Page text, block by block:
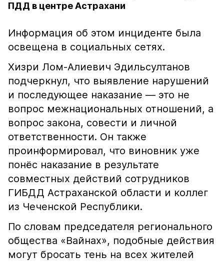
ПДД в центре Астрахани
Информация об этом инциденте была
освещена в социальных сетях.
Хизри Лом-Алиевич Эдильсултанов
подчеркнул, что выявление нарушений
и последующее наказание — это не
вопрос межнациональных отношений, а
вопрос закона, совести и личной
ответственности. Он также
проинформировал, что виновник уже
понёс наказание в результате
совместных действий сотрудников
ГИБДД Астраханской области и коллег
из Чеченской Республики.
По словам председателя регионального
общества «Вайнах», подобные действия
могут бросать тень на всех жителей